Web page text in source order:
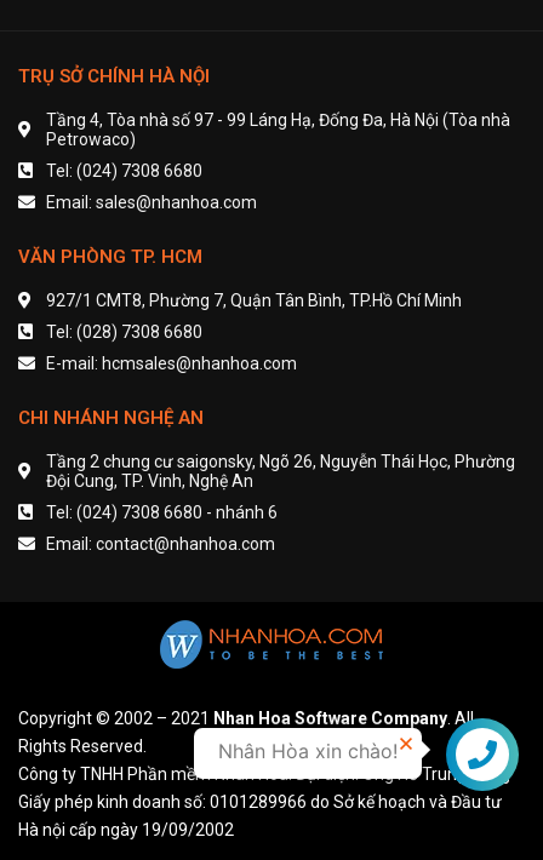
TRỤ SỞ CHÍNH HÀ NỘI
Tầng 4, Tòa nhà số 97 - 99 Láng Hạ, Đống Đa, Hà Nội (Tòa nhà
Petrowaco)
Tel: (024) 7308 6680
Email: sales@nhanhoa.com
VĂN PHÒNG TP. HCM
927/1 CMT8, Phường 7, Quận Tân Bình, TP.Hồ Chí Minh
Tel: (028) 7308 6680
E-mail: hcmsales@nhanhoa.com
CHI NHÁNH NGHỆ AN
Tầng 2 chung cư saigonsky, Ngõ 26, Nguyễn Thái Học, Phường
Đội Cung, TP. Vinh, Nghệ An
Tel: (024) 7308 6680 - nhánh 6
Email: contact@nhanhoa.com
Copyright © 2002 – 2021 Nhan Hoa Software Company. All
Rights Reserved.
Công ty TNHH Phần mềm Nhân Hòa. Đại diện: Ông Hồ Trung Dũng
Giấy phép kinh doanh số: 0101289966 do Sở kế hoạch và Đầu tư
Hà nội cấp ngày 19/09/2002
Liên hệ
Nhân Hòa xin chào!